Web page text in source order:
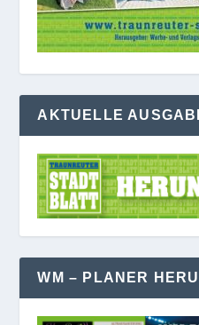
AKTUELLE
WM – PLANER